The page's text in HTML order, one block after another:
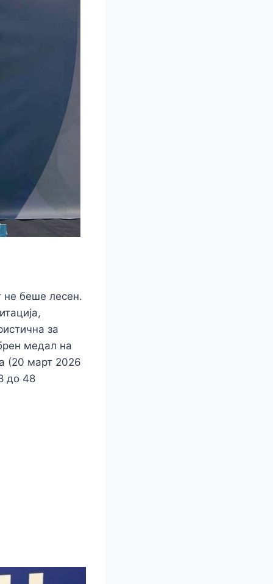
не беше лесен.
за
медал на
(20 март 2026
до 48